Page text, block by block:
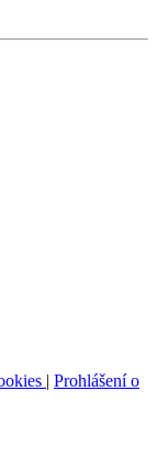
| Prohlášení o